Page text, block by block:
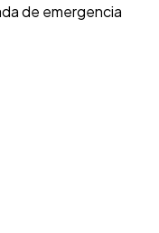
de emergencia